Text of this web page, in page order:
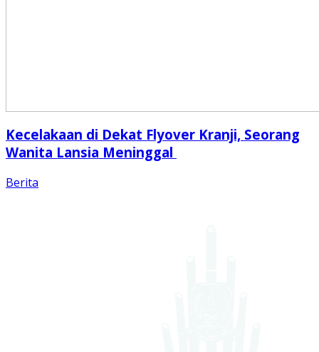
Kecelakaan di Dekat Flyover Kranji, Seorang
Wanita Lansia Meninggal
Berita